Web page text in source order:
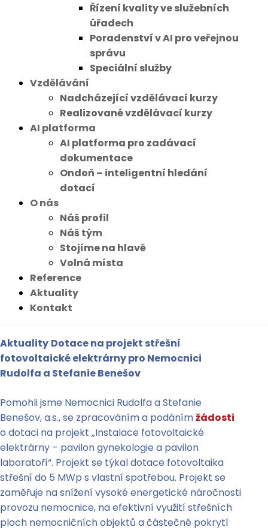
Řízení kvality ve služebních
úřadech
Poradenství v AI pro veřejnou
správu
Speciální služby
Vzdělávání
Nadcházející vzdělávací kurzy
Realizované vzdělávací kurzy
AI platforma
AI platforma pro zadávací
dokumentace
Ondoň – inteligentní hledání
dotací
O nás
Náš profil
Náš tým
Stojíme na hlavě
Volná místa
Reference
Aktuality
Kontakt
Aktuality Dotace na projekt střešní
fotovoltaické elektrárny pro Nemocnici
Rudolfa a Stefanie Benešov
Pomohli jsme Nemocnici Rudolfa a Stefanie
Benešov, a.s., se zpracováním a podánímžádosti
o dotaci na projekt „Instalace fotovoltaické
elektrárny – pavilon gynekologie a pavilon
laboratoří“. Projekt se týkal dotace fotovoltaika
střešní do 5 MWp s vlastní spotřebou. Projekt se
zaměřuje na snížení vysoké energetické náročnosti
provozu nemocnice, na efektivní využití střešních
ploch nemocničních objektů a částečné pokrytí